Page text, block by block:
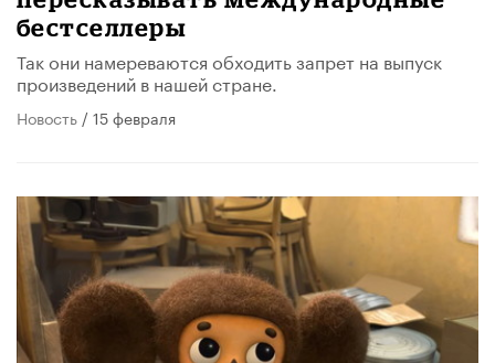
бестселлеры
Так они намереваются обходить запрет на выпуск
произведений в нашей стране.
Новость / 15 февраля